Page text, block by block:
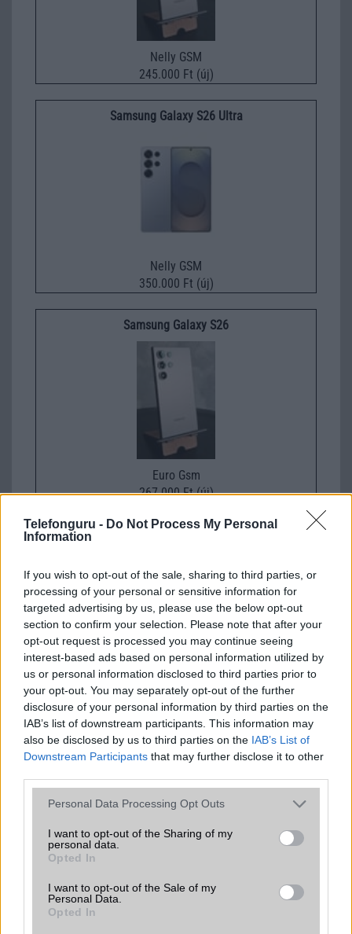
Telefonguru - Do Not Process My Personal
Information
If you wish to opt-out of the sale, sharing to third parties, or
processing of your personal or sensitive information for
targeted advertising by us, please use the below opt-out
section to confirm your selection. Please note that after your
opt-out request is processed you may continue seeing
interest-based ads based on personal information utilized by
us or personal information disclosed to third parties prior to
your opt-out. You may separately opt-out of the further
disclosure of your personal information by third parties on the
IAB’s list of downstream participants. This information may
also be disclosed by us to third parties on the IAB’s List of
Downstream Participants that may further disclose it to other
Please note that this website/app uses one or more Google
not limited to your visit or usage behaviour. You may click to
grant or deny consent to Google and its third-party tags to
use your data for below specified purposes in below Google
consent section.
Personal Data Processing Opt Outs
I want to opt-out of the Sharing of my
personal data.
Opted In
I want to opt-out of the Sale of my
Personal Data.
Opted In
Nelly GSM
245.000 Ft (új)
Samsung Galaxy S26 Ultra
Nelly GSM
350.000 Ft (új)
Samsung Galaxy S26
Euro Gsm
267.000 Ft (új)
Számos népszerű Samsung Galaxy
készülék kimarad a One UI 9
frissítésből – itt a lista az érintett
modellekről
2026.06.30
| Phone Arena
A One UI 9 érkezése új mesterséges intelligencia-
funkciókat és továbbfejlesztett kezelőfelületet hoz,
azonban több korábbi csúcskategóriás és középkategóriás
Galaxy készülék számára ez lesz az út vége.
iPhone 18 bemutató dátum - ekkor
rántja le a leplet az Apple az új
csúcsmobilokról
2026.06.29| Phone Arena
mellett a régóta pletykált hajlítható iPhone Ultra is
bemutatkozhat, miközben az áremelésekről szóló
találgatások továbbra is beárnyékolják a rajtot.
Az Android rejtett automatizmusai: hat
funkció, amely észrevétlenül könnyíti